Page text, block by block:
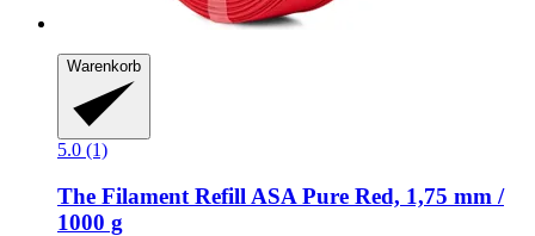
Warenkorb
5.0 (1)
The Filament Refill ASA Pure Red, 1,75 mm /
1000 g